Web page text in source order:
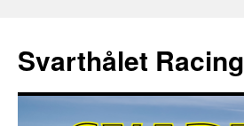
innehåll
Svarthålet Racing